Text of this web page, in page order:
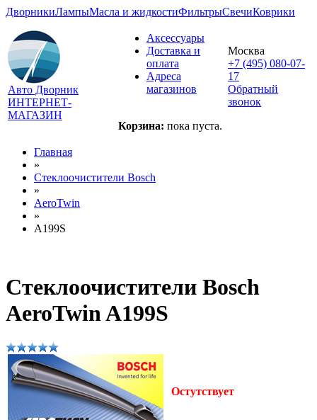
ДворникиЛампыМасла и жидкостиФильтрыСвечиКоврики
Авто Дворник
ИНТЕРНЕТ-
МАГАЗИН
Аксессуары
Доставка и
оплата
Адреса
магазинов
Корзина: пока пуста.
Москва
+7 (495) 080-07-
17
Обратный
звонок
Главная
»
Стеклоочистители Bosch
»
AeroTwin
»
A199S
Стеклоочистители Bosch
AeroTwin A199S
Остутствует